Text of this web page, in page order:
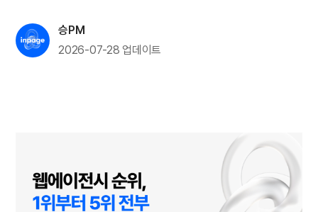
승PM
2026-07-28 업데이트